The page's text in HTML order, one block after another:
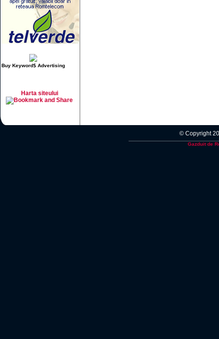
Buy Keyword$ Advertising
Harta siteului
© Copyright
Gazduit de